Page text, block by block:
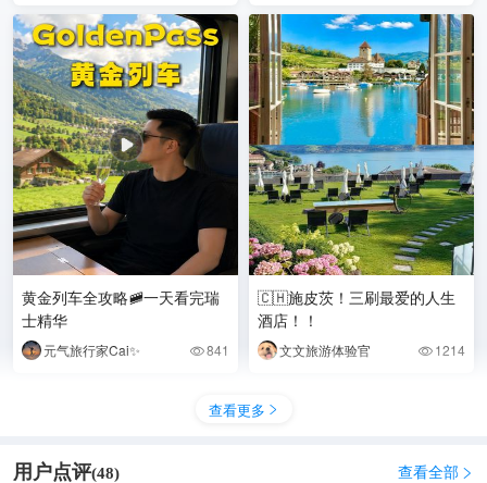
黄金列车全攻略🚞一天看完瑞
士精华
元气旅行家Cai✨ 841
🇨🇭施皮茨！三刷最爱的人生
酒店！！
文文旅游体验官  1214
查看更多 
用户点评(48) 查看全部 